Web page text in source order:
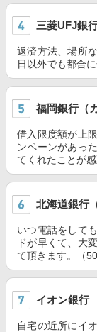
三菱UFJ銀
返済方法、場所
日以外でも都合
福岡銀行（
借入限度額が上
ンペーンがあっ
てくれたことが
北海道銀行
いつ電話をして
ドが早くて、大
て頂きます。（
イオン銀行
自宅の近所にイ